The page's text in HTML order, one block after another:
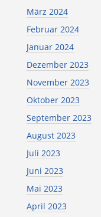
März 2024
Februar 2024
Januar 2024
Dezember 2023
November 2023
Oktober 2023
September 2023
August 2023
Juli 2023
Juni 2023
Mai 2023
April 2023